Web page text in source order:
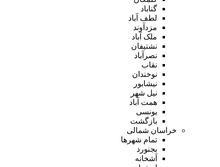
گناباد
لطف آباد
مزدآوند
ملک آباد
نشتیفان
نصرآباد
نقاب
نوخندان
نیشابور
نیل شهر
همت آباد
یونسی
بازگشت
خراسان شمالی
تمام شهر‌ها
بجنورد
آشخانه